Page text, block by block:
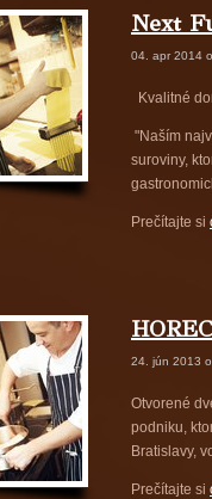
Next
04. apr 2014
Kvalitné
"Naším
suroviny,
Prečítajte si
24. jún 2013
Otvorené
podniku,
Bratislavy,
Prečítajte si